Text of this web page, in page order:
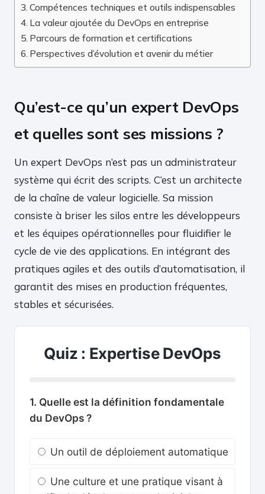
Compétences techniques et outils indispensables
La valeur ajoutée du DevOps en entreprise
Parcours de formation et certifications
Perspectives d’évolution et avenir du métier
Qu’est-ce qu’un expert DevOps
et quelles sont ses missions ?
Un expert DevOps n’est pas un administrateur
système qui écrit des scripts. C’est un architecte
de la chaîne de valeur logicielle. Sa mission
consiste à briser les silos entre les développeurs
et les équipes opérationnelles pour fluidifier le
cycle de vie des applications. En intégrant des
pratiques agiles et des outils d’automatisation, il
garantit des mises en production fréquentes,
stables et sécurisées.
Quiz : Expertise DevOps
1. Quelle est la définition fondamentale
du DevOps ?
Un outil de déploiement automatique
Une culture et une pratique visant à